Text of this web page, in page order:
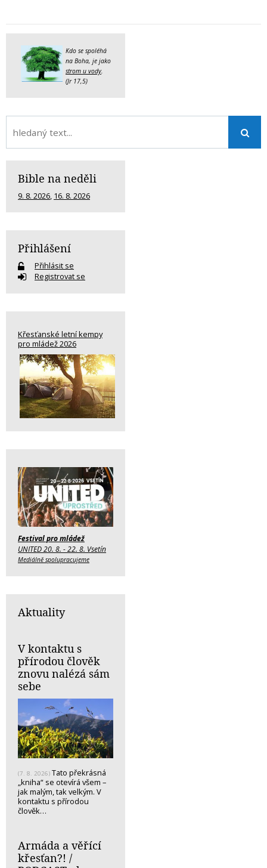
Kdo se spoléhá
na Boha, je jako
strom u vody.
(Jr 17,5)
Bible na neděli
9. 8. 2026, 16. 8. 2026
Přihlášení
Přihlásit se
Registrovat se
Křesťanské letní kempy
pro mládež 2026
Festival pro mládež
UNITED 20. 8. - 22. 8. Vsetín
Mediálně spolupracujeme
Aktuality
V kontaktu s
přírodou člověk
znovu nalézá sám
sebe
(7. 8. 2026) Tato překrásná
„kniha“ se otevírá všem –
jak malým, tak velkým. V
kontaktu s přírodou
člověk…
Armáda a věřící
křesťan?! /